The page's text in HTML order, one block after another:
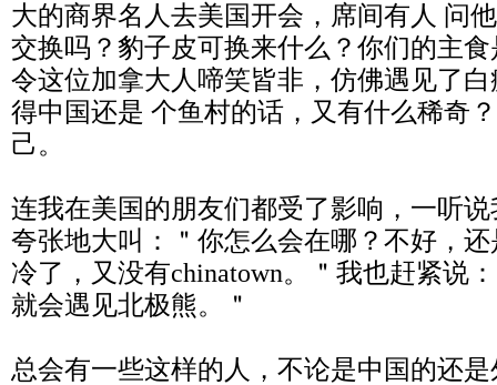
大的商界名人去美国开会，席间有人 问
交换吗？豹子皮可换来什么？你们的主
令这位加拿大人啼笑皆非，仿佛遇见了
得中国还是 个鱼村的话，又有什么稀奇
己。
连我在美国的朋友们都受了影响，一听
夸张地大叫：＂你怎么会在哪？不好，
冷了，又没有chinatown。＂我也赶紧说
就会遇见北极熊。＂
总会有一些这样的人，不论是中国的还